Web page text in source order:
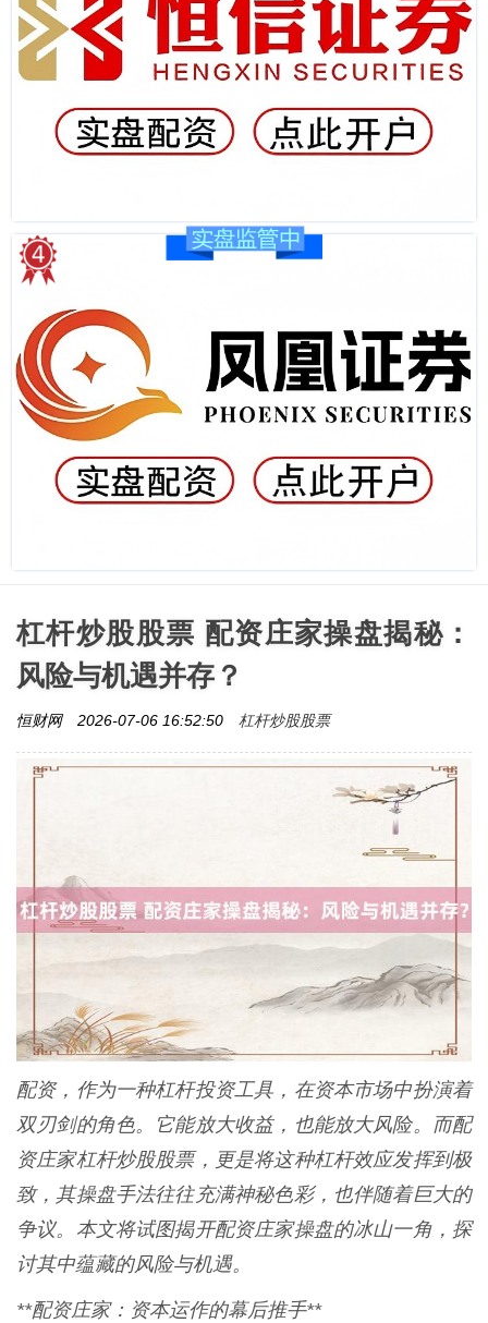
杠杆炒股股票 配资庄家操盘揭秘：
风险与机遇并存？
恒财网 2026-07-06 16:52:50 杠杆炒股股票
配资，作为一种杠杆投资工具，在资本市场中扮演着
双刃剑的角色。它能放大收益，也能放大风险。而配
资庄家杠杆炒股股票，更是将这种杠杆效应发挥到极
致，其操盘手法往往充满神秘色彩，也伴随着巨大的
争议。本文将试图揭开配资庄家操盘的冰山一角，探
讨其中蕴藏的风险与机遇。
**配资庄家：资本运作的幕后推手**